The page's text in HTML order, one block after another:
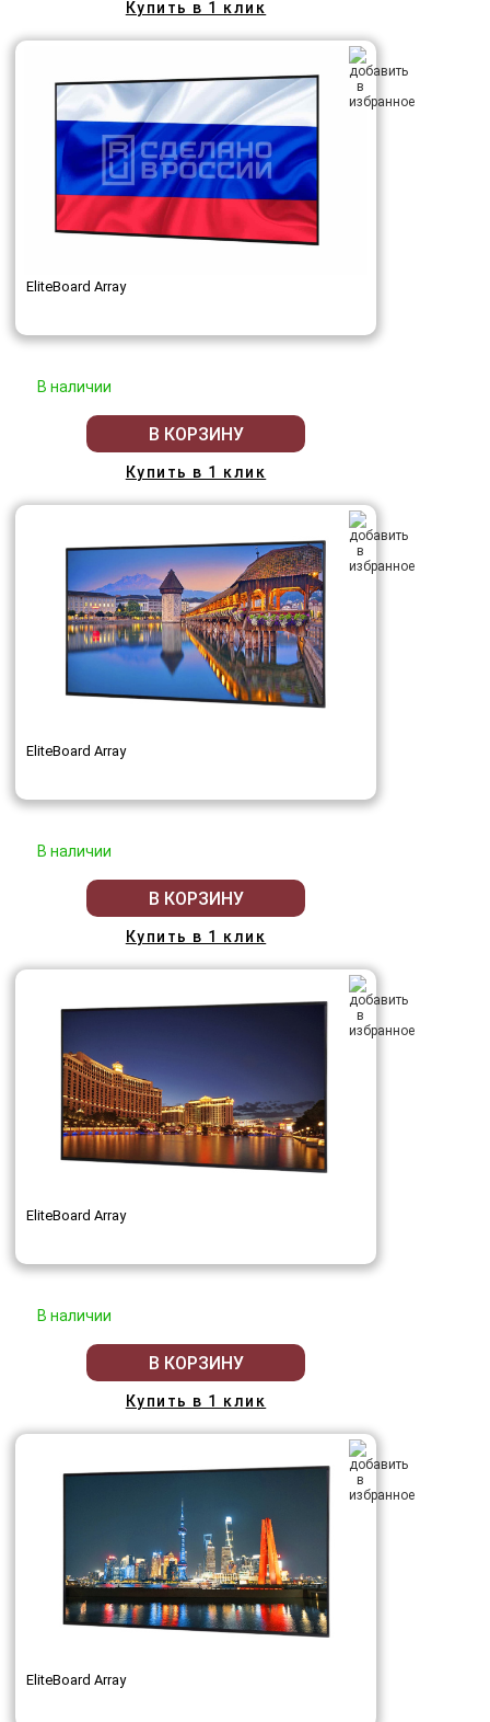
Купить в 1 клик
EliteBoard Array
В наличии
В КОРЗИНУ
Купить в 1 клик
EliteBoard Array
В наличии
В КОРЗИНУ
Купить в 1 клик
EliteBoard Array
В наличии
В КОРЗИНУ
Купить в 1 клик
EliteBoard Array